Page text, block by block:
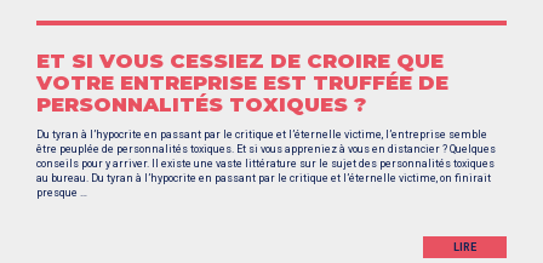
ET SI VOUS CESSIEZ DE CROIRE QUE
VOTRE ENTREPRISE EST TRUFFÉE DE
PERSONNALITÉS TOXIQUES ?
Du tyran à l’hypocrite en passant par le critique et l’éternelle victime, l’entreprise semble
être peuplée de personnalités toxiques. Et si vous appreniez à vous en distancier ? Quelques
conseils pour y arriver. Il existe une vaste littérature sur le sujet des personnalités toxiques
au bureau. Du tyran à l’hypocrite en passant par le critique et l’éternelle victime, on finirait
presque …
LIRE